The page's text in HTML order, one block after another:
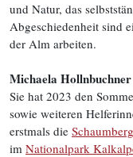
und Natur, das
Abgeschiedenheit sind
der Alm arbeiten.
Michaela
Sie hat 2023 den
sowie weiteren
erstmals die
im Nationalpark